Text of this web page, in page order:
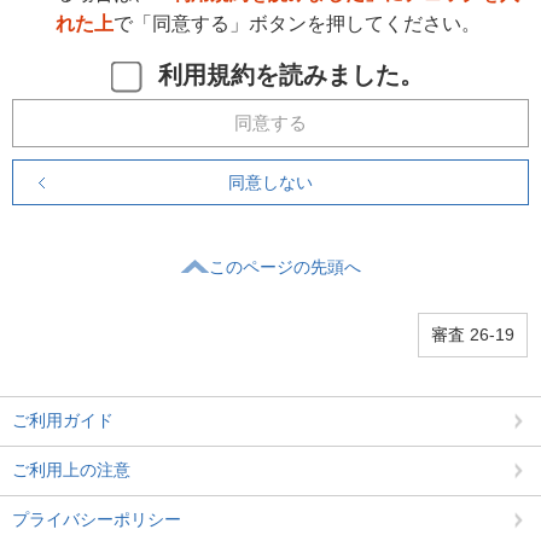
れた上で「同意する」ボタンを押してください。
利用規約を読みました。
同意する
同意しない
このページの先頭へ
審査 26-19
ご利用ガイド
ご利用上の注意
プライバシーポリシー